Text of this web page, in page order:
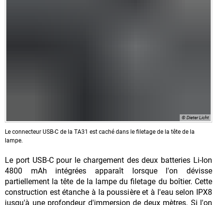
© Dieter Licht
Le connecteur USB-C de la TA31 est caché dans le filetage de la tête de la
lampe.
Le port USB-C pour le chargement des deux batteries Li-Ion
4800 mAh intégrées apparaît lorsque l'on dévisse
partiellement la tête de la lampe du filetage du boîtier. Cette
construction est étanche à la poussière et à l'eau selon IPX8
jusqu'à une profondeur d'immersion de deux mètres. Si l'on